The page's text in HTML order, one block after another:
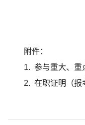
附件：
1. 参与重大、重
2. 在职证明（报考